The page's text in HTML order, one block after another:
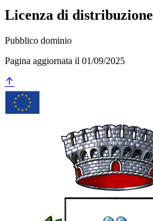
Licenza di distribuzione
Pubblico dominio
Pagina aggiornata il 01/09/2025